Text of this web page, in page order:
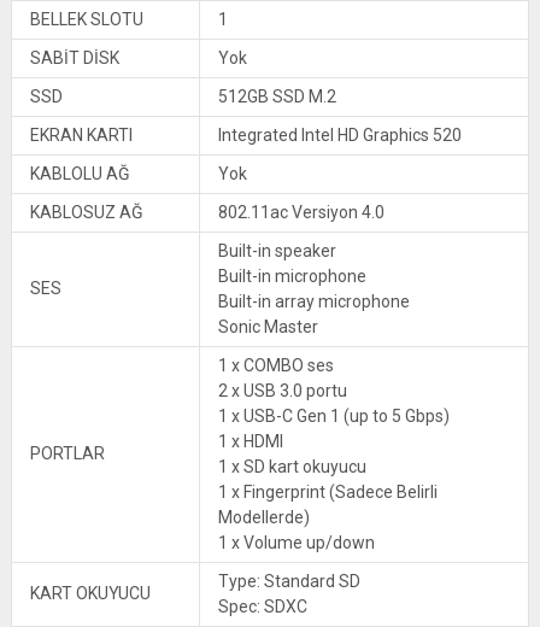
BELLEK SLOTU
1
SABİT DİSK
Yok
SSD
512GB SSD M.2
EKRAN KARTI
Integrated Intel HD Graphics 520
KABLOLU AĞ
Yok
KABLOSUZ AĞ
802.11ac Versiyon 4.0
SES
Built-in speaker
Built-in microphone
Built-in array microphone
Sonic Master
PORTLAR
1 x COMBO ses
2 x USB 3.0 portu
1 x USB-C Gen 1 (up to 5 Gbps)
1 x HDMI
1 x SD kart okuyucu
1 x Fingerprint (Sadece Belirli
Modellerde)
1 x Volume up/down
KART OKUYUCU
Type: Standard SD
Spec: SDXC